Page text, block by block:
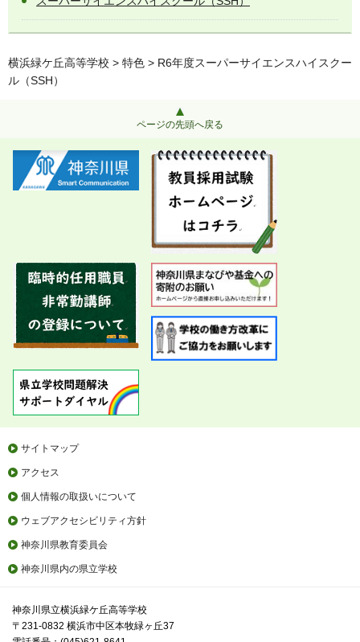
横浜緑ケ丘高等学校 > 特色 > R6年度スーパーサイエンスハイスクー
ル（SSH）
ページの先頭へ戻る
サイトマップ
アクセス
個人情報の取扱いについて
ウェブアクセシビリティ方針
神奈川県教育委員会
神奈川県内の県立学校
神奈川県立横浜緑ケ丘高等学校
〒231-0832 横浜市中区本牧緑ヶ丘37